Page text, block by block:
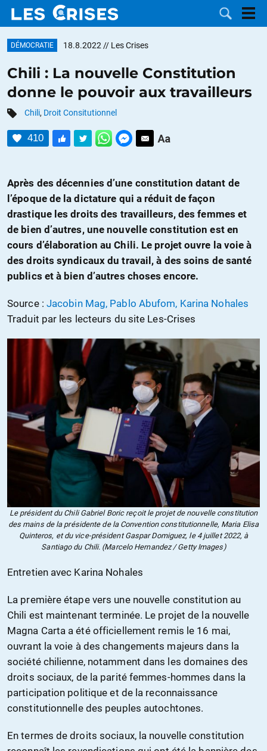
DOSSIERS
CATÉGORIES
NOUS
CONTACTER
DON
DÉMOCRATIE 18.8.2022 // Les Crises
Chili : La nouvelle Constitution
donne le pouvoir aux travailleurs
Chili, Droit Consitutionnel
410
Après des décennies d’une constitution datant de
l’époque de la dictature qui a réduit de façon
drastique les droits des travailleurs, des femmes et
de bien d’autres, une nouvelle constitution est en
cours d’élaboration au Chili. Le projet ouvre la voie à
des droits syndicaux du travail, à des soins de santé
publics et à bien d’autres choses encore.
Source : Jacobin Mag, Pablo Abufom, Karina Nohales
Traduit par les lecteurs du site Les-Crises
Le président du Chili Gabriel Boric reçoit le projet de nouvelle constitution
des mains de la présidente de la Convention constitutionnelle, Maria Elisa
Quinteros, et du vice-président Gaspar Domiguez, le 4 juillet 2022, à
Santiago du Chili. (Marcelo Hernandez / Getty Images)
Entretien avec Karina Nohales
La première étape vers une nouvelle constitution au
Chili est maintenant terminée. Le projet de la nouvelle
Magna Carta a été officiellement remis le 16 mai,
ouvrant la voie à des changements majeurs dans la
société chilienne, notamment dans les domaines des
droits sociaux, de la parité femmes-hommes dans la
participation politique et de la reconnaissance
constitutionnelle des peuples autochtones.
En termes de droits sociaux, la nouvelle constitution